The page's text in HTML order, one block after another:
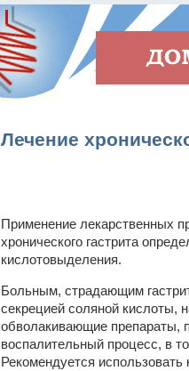
Лечение
Применение лекарственных
хронического гастрита
кислотовыделения.
Больным, страдающим
секрецией соляной кислоты,
обволакивающие препараты,
воспалительный процесс, в
Рекомендуется использовать